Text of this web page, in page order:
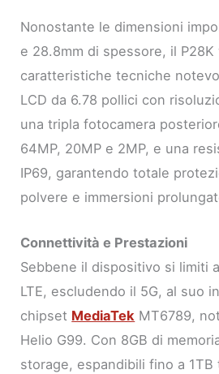
Nonostante le dimensioni
e 28.8mm di spessore, il P28K
caratteristiche tecniche
LCD da 6.78 pollici con
una tripla fotocamera
64MP, 20MP e 2MP, e una
IP69, garantendo totale
polvere e immersioni
Connettività e Prestazioni
Sebbene il dispositivo si limiti
LTE, escludendo il 5G, al suo
chipset MediaTek MT6789,
Helio G99. Con 8GB di
storage, espandibili fino a 1TB